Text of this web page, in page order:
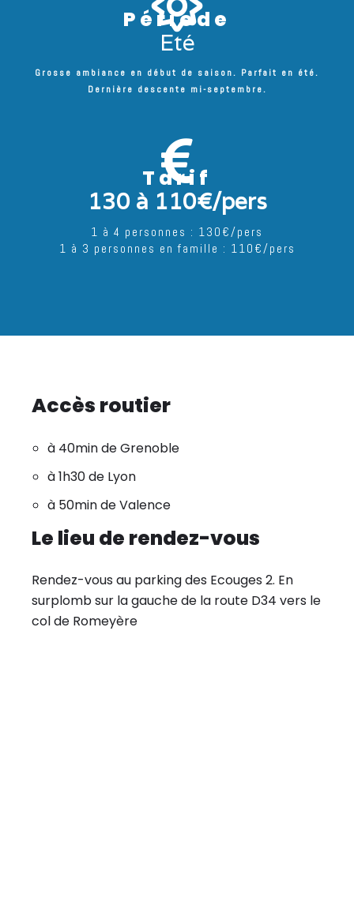
Période
Eté
Grosse ambiance en début de saison. Parfait en été.
Dernière descente mi-septembre.
Tarif
130 à 110€/pers
1 à 4 personnes : 130€/pers
1 à 3 personnes en famille : 110€/pers
Accès routier
à 40min de Grenoble
à 1h30 de Lyon
à 50min de Valence
Le lieu de rendez-vous
Rendez-vous au parking des Ecouges 2. En
surplomb sur la gauche de la route D34 vers le
col de Romeyère